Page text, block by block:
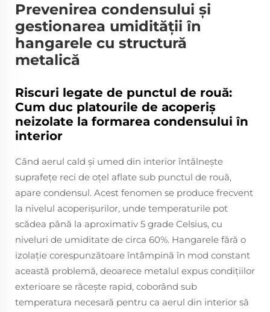
Prevenirea condensului și
gestionarea umidității în
hangarele cu structură
metalică
Riscuri legate de punctul de rouă:
Cum duc platourile de acoperiș
neizolate la formarea condensului în
interior
Când aerul cald și umed din interior întâlnește
suprafețe reci de oțel aflate sub punctul de rouă,
apare condensul. Acest fenomen se produce frecvent
la nivelul acoperișurilor, unde temperaturile pot
scădea până la aproximativ 5 grade Celsius, cu
niveluri de umiditate de circa 60%. Hangarele fără o
izolație corespunzătoare întâmpină în mod constant
această problemă, deoarece metalul expus condițiilor
exterioare se răcește rapid, coborând sub
temperatura necesară pentru ca aerul din interior să